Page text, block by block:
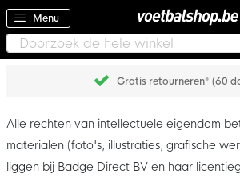
Menu
Gratis retourneren* (60
Alle rechten van intellectuele eigendom
materialen (foto's, illustraties, grafische
liggen bij Badge Direct BV en haar